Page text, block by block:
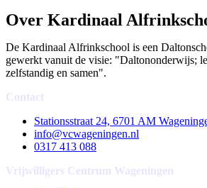
Over Kardinaal
De Kardinaal Alfrinkschool is een
gewerkt vanuit de visie: "Daltononderwijs;
zelfstandig en samen".
Contact
Stationsstraat 24, 6701 AM
info@vcwageningen.nl
0317 413 088
Vrijwilligers Centrum Wageningen